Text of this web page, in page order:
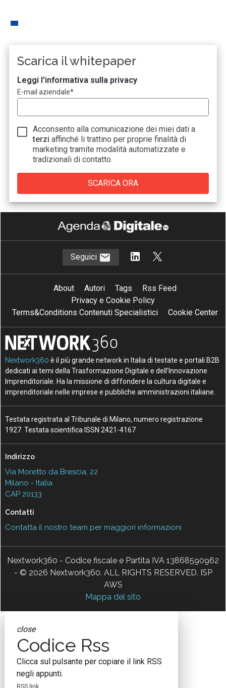
Scarica il whitepaper
Leggi l'informativa sulla privacy
E-mail aziendale*
Acconsento alla comunicazione dei miei dati a
terzi affinché li trattino per proprie finalità di
marketing tramite modalità automatizzate e
tradizionali di contatto.
Seguici
About Autori Tags
Rss Feed
Privacy e Cookie Policy
Terms&Conditions Contenuti Specialistici
Cookie Center
Nextwork360 è il più grande network in Italia di testate e portali B2B
dedicati ai temi della Trasformazione Digitale e dell’Innovazione
Imprenditoriale. Ha la missione di diffondere la cultura digitale e
imprenditoriale nelle imprese e pubbliche amministrazioni italiane.
Testata registrata al Tribunale di Milano, numero registrazione
1927. Testata scientifica ISSN 2421-4167
Indirizzo
Via Moretto da Brescia, 22
Milano - Italia
CAP 20133
Contatti
Contatta il nostro team per maggiori informazioni
Nextwork360 - Codice fiscale e Partita IVA 13868590962
- © 2026 Nextwork360. ALL RIGHTS RESERVED. ISP
AWS
Mappa del sito
close
Codice Rss
Clicca sul pulsante per copiare il link RSS
negli appunti.
RSS link